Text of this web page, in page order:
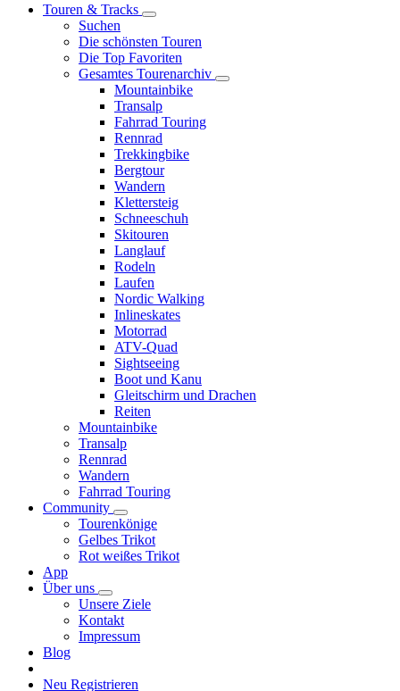
Touren & Tracks
Suchen
Die schönsten Touren
Die Top Favoriten
Gesamtes Tourenarchiv
Mountainbike
Transalp
Fahrrad Touring
Rennrad
Trekkingbike
Bergtour
Wandern
Klettersteig
Schneeschuh
Skitouren
Langlauf
Rodeln
Laufen
Nordic Walking
Inlineskates
Motorrad
ATV-Quad
Sightseeing
Boot und Kanu
Gleitschirm und Drachen
Reiten
Mountainbike
Transalp
Rennrad
Wandern
Fahrrad Touring
Community
Tourenkönige
Gelbes Trikot
Rot weißes Trikot
App
Über uns
Unsere Ziele
Kontakt
Impressum
Blog
Neu Registrieren